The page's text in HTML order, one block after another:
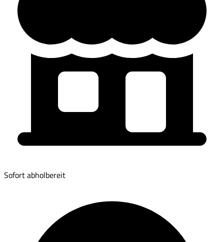
Sofort abholbereit